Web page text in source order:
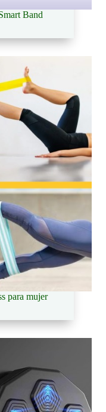
Band
para mujer